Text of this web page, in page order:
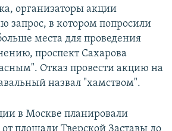
организаторы акции
запрос, в котором попросили
места для проведения
проспект Сахарова
Отказ провести акцию на
назвал "хамством".
в Москве планировали